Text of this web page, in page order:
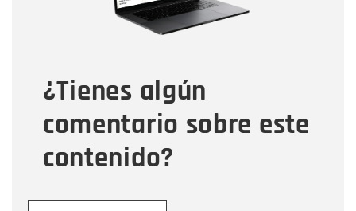
¿Tienes algún
comentario sobre este
contenido?
Tipo de comentario
Mensaje